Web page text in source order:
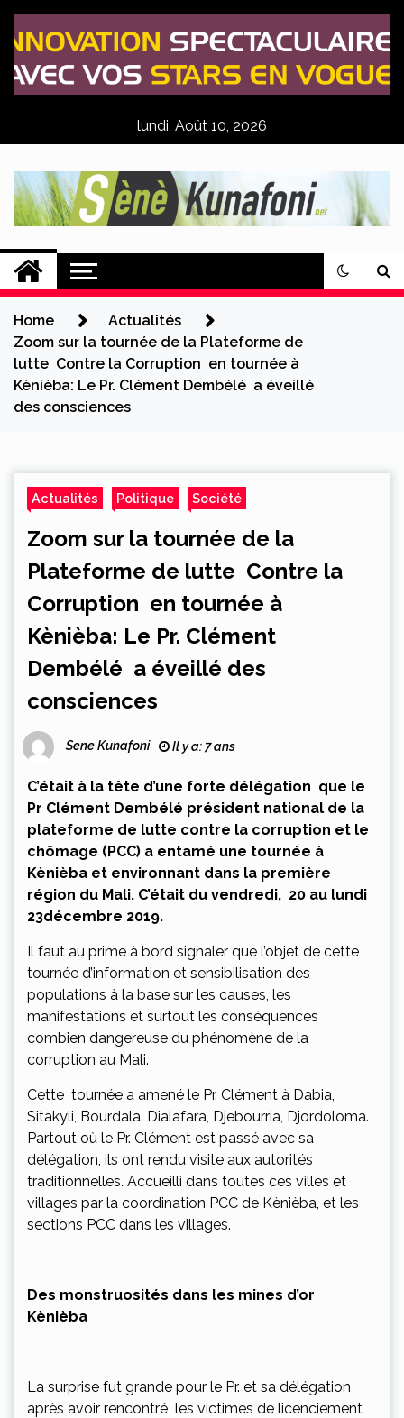
Skip
content
lundi, Août 10, 2026
Sènè Kunafoni
Actualités Agricoles
Home
Actualités
Zoom sur la tournée de la Plateforme de
lutte Contre la Corruption en tournée à
Kènièba: Le Pr. Clément Dembélé a éveillé
des consciences
Actualités Politique Société
Zoom sur la tournée de la
Plateforme de lutte Contre la
Corruption en tournée à
Kènièba: Le Pr. Clément
Dembélé a éveillé des
consciences
Sene Kunafoni Il y a: 7 ans
C’était à la tête d’une forte délégation que le
Pr Clément Dembélé président national de la
plateforme de lutte contre la corruption et le
chômage (PCC) a entamé une tournée à
Kènièba et environnant dans la première
région du Mali. C’était du vendredi, 20 au lundi
23décembre 2019.
Il faut au prime à bord signaler que l’objet de cette
tournée d’information et sensibilisation des
populations à la base sur les causes, les
manifestations et surtout les conséquences
combien dangereuse du phénomène de la
corruption au Mali.
Cette tournée a amené le Pr. Clément à Dabia,
Sitakyli, Bourdala, Dialafara, Djebourria, Djordoloma.
Partout où le Pr. Clément est passé avec sa
délégation, ils ont rendu visite aux autorités
traditionnelles. Accueilli dans toutes ces villes et
villages par la coordination PCC de Kènièba, et les
sections PCC dans les villages.
Des monstruosités dans les mines d’or
Kènièba
La surprise fut grande pour le Pr. et sa délégation
après avoir rencontré les victimes de licenciement